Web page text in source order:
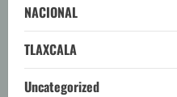
NACIONAL
TLAXCALA
Uncategorized